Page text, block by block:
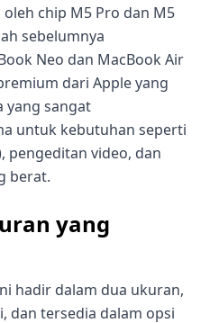
chip M5 Pro dan M5
sebelumnya
Neo dan MacBook Air
dari Apple yang
yang sangat
untuk kebutuhan seperti
pengeditan video, dan
berat.
yang
hadir dalam dua ukuran,
dan tersedia dalam opsi